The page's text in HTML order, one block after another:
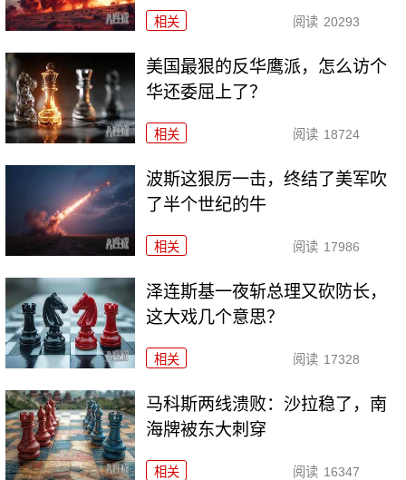
相关 阅读 20293
美国最狠的反华鹰派，怎么访个
华还委屈上了？
相关 阅读 18724
波斯这狠厉一击，终结了美军吹
了半个世纪的牛
相关 阅读 17986
泽连斯基一夜斩总理又砍防长，
这大戏几个意思？
相关 阅读 17328
马科斯两线溃败：沙拉稳了，南
海牌被东大刺穿
相关 阅读 16347